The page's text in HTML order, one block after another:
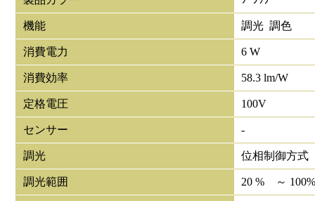
機能 調光 調色
消費電力 6 W
消費効率 58.3 lm/W
定格電圧 100V
センサー -
調光 位相制御方式
調光範囲 20 % ～